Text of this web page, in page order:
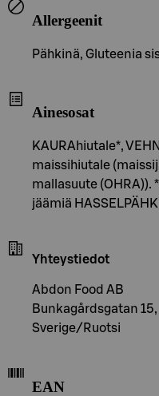
Allergeenit
Pähkinä, Gluteenia
Ainesosat
KAURAhiutale*,
maissihiutale
mallasuute (OHRA)).
jäämiä
Yhteystiedot
Abdon Food AB
Bunkagårdsgatan
Sverige/Ruotsi
EAN